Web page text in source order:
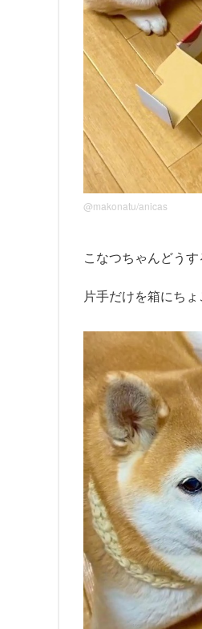
@makonatu/anicas
こなつちゃんどう
片手だけを箱にち